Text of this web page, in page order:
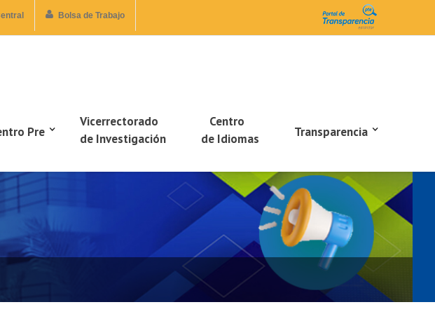
Bolsa de Trabajo
Pre
Vicerrectorado
de Investigación
Centro
de Idiomas
Transparencia